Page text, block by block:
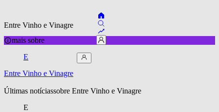
Entre Vinho e Vinagre
mais sobre
E
Entre Vinho e Vinagre
Últimas notíciassobre Entre Vinho e Vinagre
E